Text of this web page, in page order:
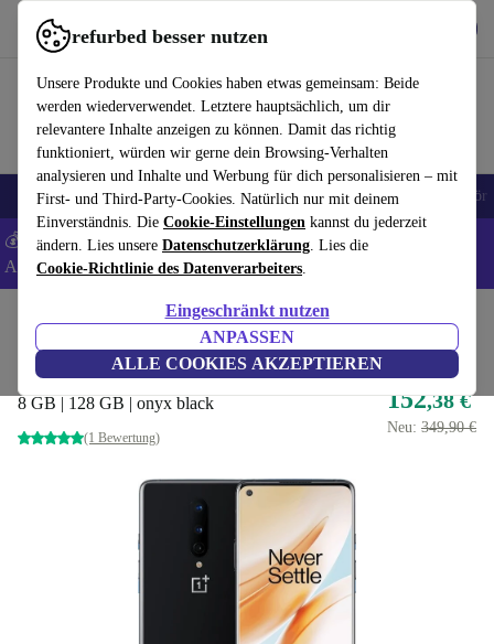
refurbed besser nutzen
Unsere Produkte und Cookies haben etwas gemeinsam: Beide
werden wiederverwendet. Letztere hauptsächlich, um dir
relevantere Inhalte anzeigen zu können. Damit das richtig
funktioniert, würden wir gerne dein Browsing-Verhalten
analysieren und Inhalte und Werbung für dich personalisieren – mit
First- und Third-Party-Cookies. Natürlich nur mit deinem
Einverständnis. Die Cookie-Einstellungen kannst du jederzeit
ändern. Lies unsere Datenschutzerklärung. Lies die
Cookie-Richtlinie des Datenverarbeiters.
Eingeschränkt nutzen
ANPASSEN
ALLE COOKIES AKZEPTIEREN
refurbed schnell und einfach nutzen
🎒 Back to school Handys Laptops Tablets Smartwatches Zubehör
💰 Extra -5% auf Samsung- und Google-Smartphones - Code:
ANDROID5 -AGB
Handys & Smartphones OnePlus Handys
OnePlus 8
8 GB | 128 GB | onyx black
(1 Bewertung)
152,38 €
Neu: 349,90 €